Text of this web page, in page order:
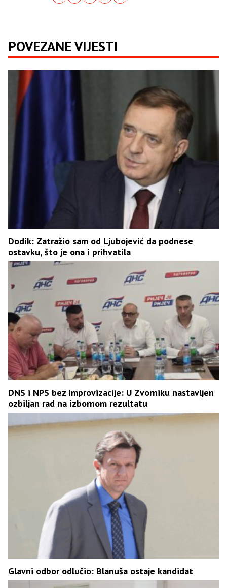
POVEZANE VIJESTI
Dodik: Zatražio sam od Ljubojević da podnese
ostavku, što je ona i prihvatila
DNS i NPS bez improvizacije: U Zvorniku nastavljen
ozbiljan rad na izbornom rezultatu
Glavni odbor odlučio: Blanuša ostaje kandidat